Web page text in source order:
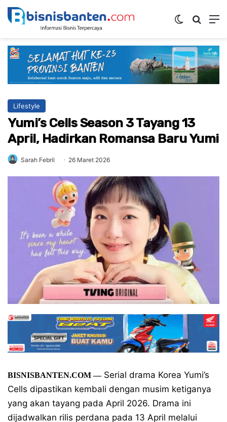
Switch skin
Lifestyle
Yumi’s Cells Season 3 Tayang 13
April, Hadirkan Romansa Baru Yumi
Sarah Febril 26 Maret 2026
BISNISBANTEN.COM—Serial drama Korea Yumi’s
Cells dipastikan kembali dengan musim ketiganya
yang akan tayang pada April 2026. Drama ini
dijadwalkan rilis perdana pada 13 April melalui